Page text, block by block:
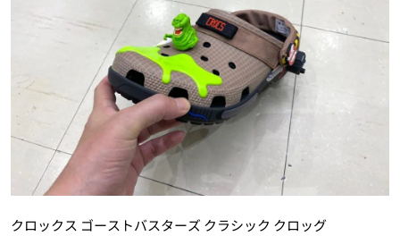
クロックス ゴーストバスターズ クラシック クロッグ